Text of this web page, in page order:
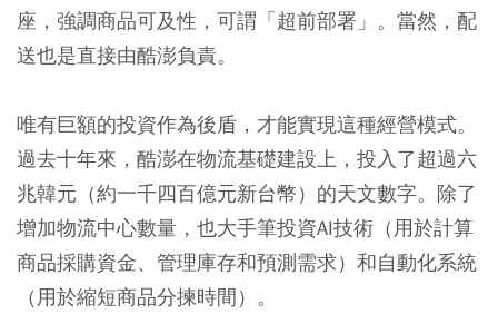
座，強調商品可及性，可謂「超前部署」。當然，配
送也是直接由酷澎負責。
唯有巨額的投資作為後盾，才能實現這種經營模式。
過去十年來，酷澎在物流基礎建設上，投入了超過六
兆韓元（約一千四百億元新台幣）的天文數字。除了
增加物流中心數量，也大手筆投資AI技術（用於計算
商品採購資金、管理庫存和預測需求）和自動化系統
（用於縮短商品分揀時間）。